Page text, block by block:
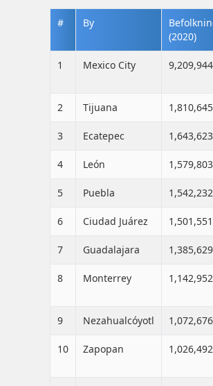
# By
(2020)
1 Mexico City 9,209,944
2 Tijuana 1,810,645
3 Ecatepec 1,643,623
4 León 1,579,803
5 Puebla 1,542,232
6 Ciudad Juárez 1,501,551
7 Guadalajara 1,385,629
8 Monterrey 1,142,952
9 Nezahualcóyotl 1,072,676
10 Zapopan 1,026,492